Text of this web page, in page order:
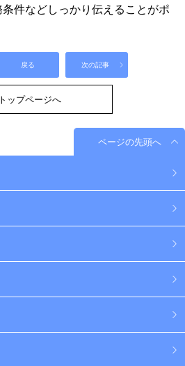
件などしっかり伝えることがポ
戻る 次の記事
トップページへ
ページの先頭へ